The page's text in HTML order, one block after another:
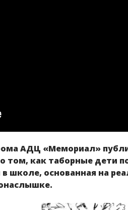
АДЦ «Мемориал»
том, как таборные дети
школе, основанная на